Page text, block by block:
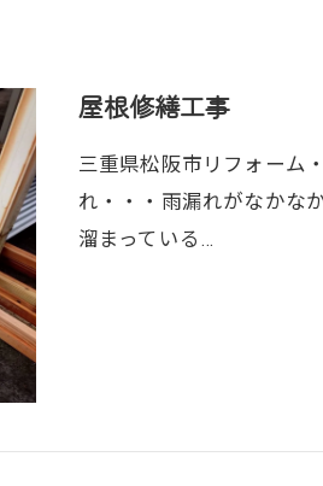
屋根修繕工事
三重県松阪市リフォーム
れ・・・雨漏れがなかな
溜まっている…